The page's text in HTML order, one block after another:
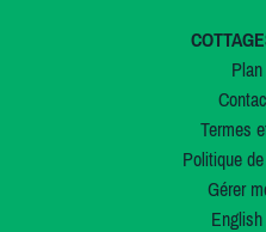
Termes
Politique
Gérer
English|